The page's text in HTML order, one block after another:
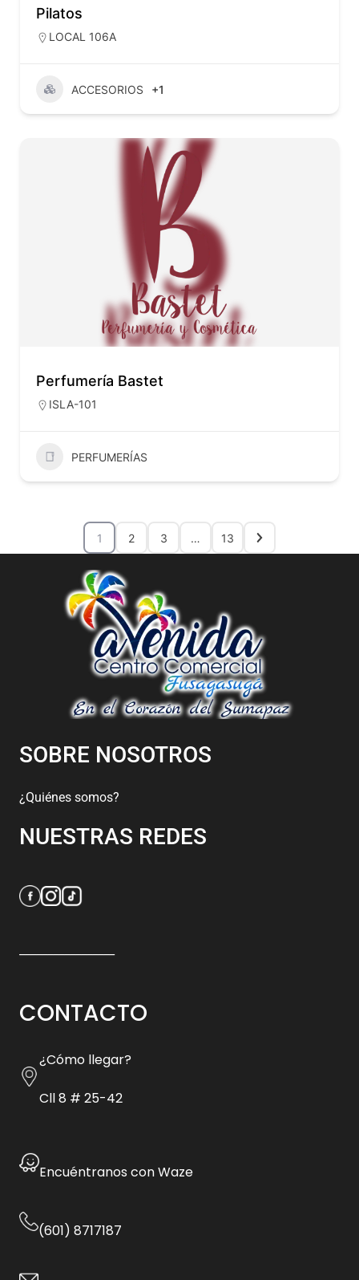
Pilatos
LOCAL 106A
ACCESORIOS +1
Perfumería Bastet
ISLA-101
PERFUMERÍAS
1 2 3 … 13
SOBRE NOSOTROS
¿Quiénes somos?
NUESTRAS REDES
CONTACTO
¿Cómo llegar?
Cll 8 # 25-42
Encuéntranos con Waze
(601) 8717187